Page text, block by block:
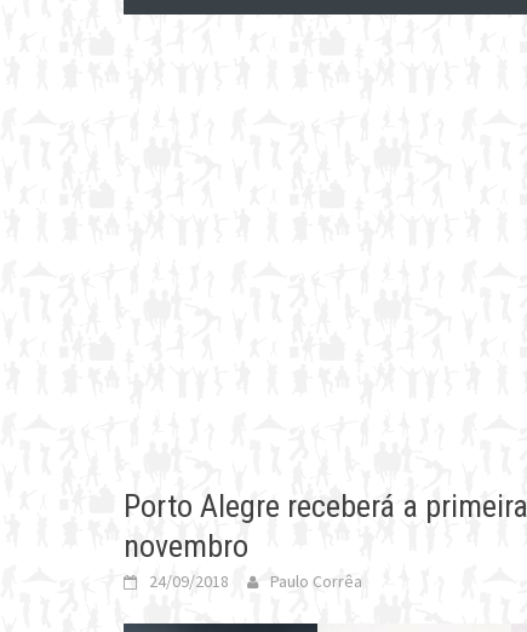
Porto Alegre receberá a
novembro
24/09/2018 Paulo Corrêa